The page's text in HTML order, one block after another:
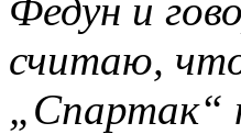
Федун и
считаю,
„Спартак“